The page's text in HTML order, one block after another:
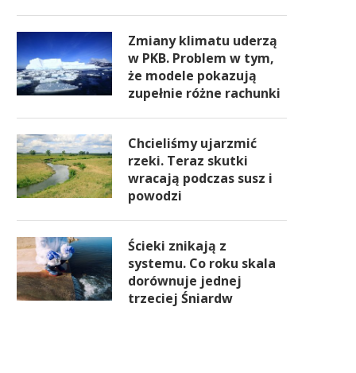
Zmiany klimatu uderzą
w PKB. Problem w tym,
że modele pokazują
zupełnie różne rachunki
Chcieliśmy ujarzmić
rzeki. Teraz skutki
wracają podczas susz i
powodzi
Ścieki znikają z
systemu. Co roku skala
dorównuje jednej
trzeciej Śniardw